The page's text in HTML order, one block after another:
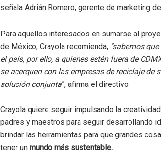
señala Adrián Romero, gerente de marketing
Para aquellos interesados en sumarse al
de México, Crayola recomienda, “sabemos
el país, por ello, a quienes estén fuera de
se acerquen con las empresas de reciclaje de
solución conjunta”, afirma el directivo.
Crayola quiere seguir impulsando la
padres y maestros para seguir desarrollando
brindar las herramientas para que grandes
tener un mundo más sustentable.